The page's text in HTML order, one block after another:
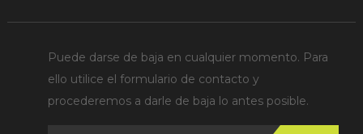
Puede darse de baja en cualquier momento. Para
ello utilice el formulario de contacto y
procederemos a darle de baja lo antes posible.